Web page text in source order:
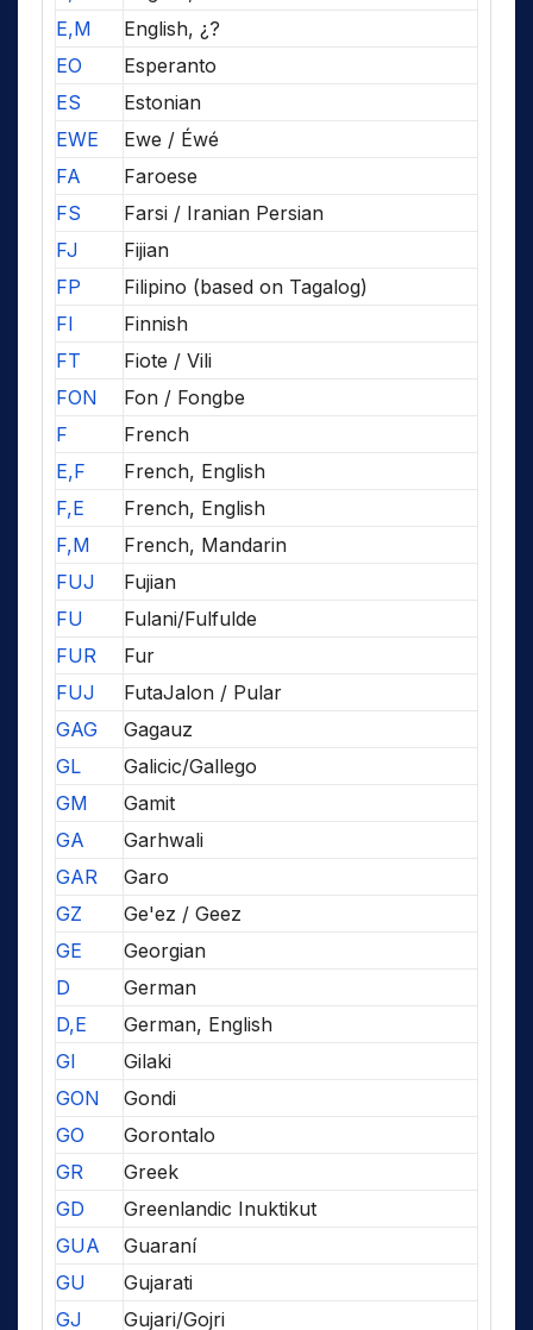
E,M
English, ¿?
EO
Esperanto
ES
Estonian
EWE
Ewe / Éwé
FA
Faroese
FS
Farsi / Iranian Persian
FJ
Fijian
FP
Filipino (based on Tagalog)
FI
Finnish
FT
Fiote / Vili
FON
Fon / Fongbe
F
French
E,F
French, English
F,E
French, English
F,M
French, Mandarin
FUJ
Fujian
FU
Fulani/Fulfulde
FUR
Fur
FUJ
FutaJalon / Pular
GAG
Gagauz
GL
Galicic/Gallego
GM
Gamit
GA
Garhwali
GAR
Garo
GZ
Ge'ez / Geez
GE
Georgian
D
German
D,E
German, English
GI
Gilaki
GON
Gondi
GO
Gorontalo
GR
Greek
GD
Greenlandic Inuktikut
GUA
Guaraní
GU
Gujarati
GJ
Gujari/Gojri